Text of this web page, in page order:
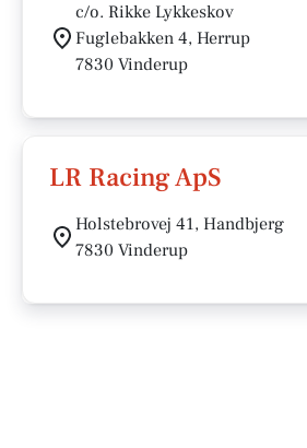
c/o. Rikke Lykkeskov
Fuglebakken 4, Herrup
7830 Vinderup
LR Racing ApS
Holstebrovej 41, Handbjerg
7830 Vinderup